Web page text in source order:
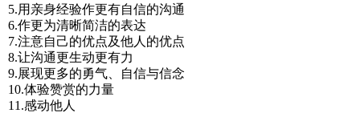
5.用亲身经验作更有自信的沟通
6.作更为清晰简洁的表达
7.注意自己的优点及他人的优点
8.让沟通更生动更有力
9.展现更多的勇气、自信与信念
10.体验赞赏的力量
11.感动他人